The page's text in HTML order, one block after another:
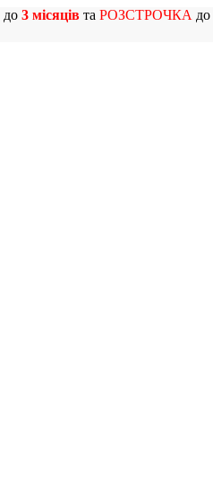
до 3 місяцівта РОЗСТРОЧКА до